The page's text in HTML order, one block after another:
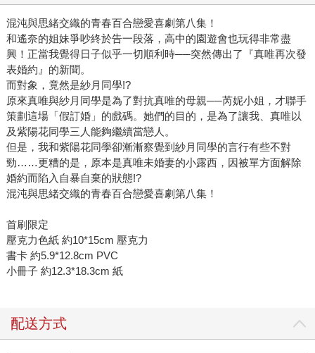
混沌與思緒交織的青春百合戀愛喜劇第八集！
和遙奈的姐妹爭吵終於告一段落，高中的園遊會也玩得非常盡
興！正當我覺得日子似乎一切順利時──突然傳出了『真唯再次發
表婚約』的新聞。
而對象，竟然是紗月同學!?
原來真唯與紗月同學是為了對抗真唯的母親──芮妮小姐，才聯手
策劃這場「假訂婚」的戲碼。她們的目的，是為了讓我、真唯以
及紫陽花同學三人能夠繼續當戀人。
但是，我和紫陽花同學卻漸漸察覺到紗月同學的言行有些不對
勁……更糟的是，原本是真唯未婚妻的小露西，因被單方面解除
婚約而陷入自暴自棄的狀態!?
混沌與思緒交織的青春百合戀愛喜劇第八集！
首刷限定
壓克力色紙 約10*15cm 壓克力
書卡 約5.9*12.8cm PVC
小冊子 約12.3*18.3cm 紙
配送方式